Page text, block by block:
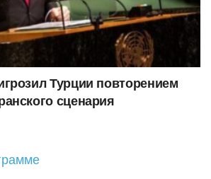
Турции повторением
сценария